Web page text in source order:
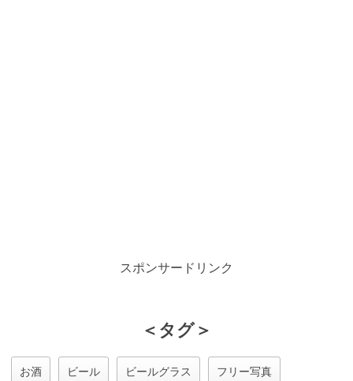
スポンサードリンク
＜タグ＞
お酒 ビール ビールグラス フリー写真